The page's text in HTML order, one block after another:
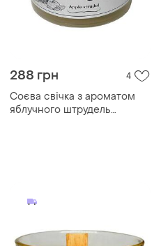
288 грн 4
Соєва свічка з ароматом
яблучного штрудель